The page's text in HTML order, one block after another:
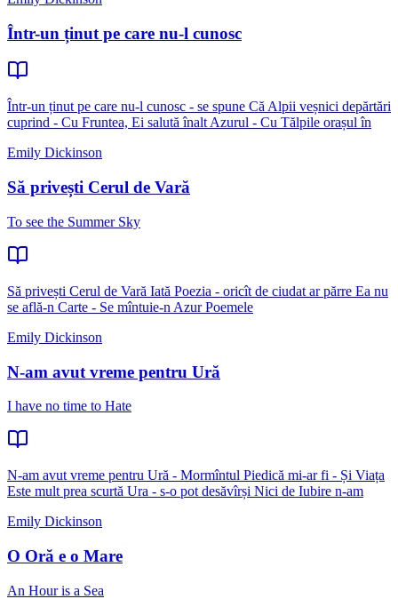
Într-un ținut pe care nu-l cunosc
Într-un ținut pe care nu-l cunosc - se spune Că Alpii veșnici depărtări
cuprind - Cu Fruntea, Ei salută înalt Azurul - Cu Tălpile orașul în
Emily Dickinson
Să privești Cerul de Vară
To see the Summer Sky
Să privești Cerul de Vară Iată Poezia - oricît de ciudat ar părre Ea nu
se află-n Carte - Se mîntuie-n Azur Poemele
Emily Dickinson
N-am avut vreme pentru Ură
I have no time to Hate
N-am avut vreme pentru Ură - Mormîntul Piedică mi-ar fi - Și Viața
Este mult prea scurtă Ura - s-o pot desăvîrși Nici de Iubire n-am
Emily Dickinson
O Oră e o Mare
An Hour is a Sea